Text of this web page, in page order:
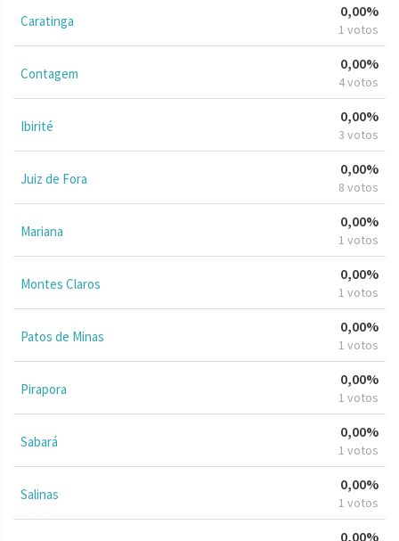
Caratinga
0,00%
1 votos
Contagem
0,00%
4 votos
Ibirité
0,00%
3 votos
Juiz de Fora
0,00%
8 votos
Mariana
0,00%
1 votos
Montes Claros
0,00%
1 votos
Patos de Minas
0,00%
1 votos
Pirapora
0,00%
1 votos
Sabará
0,00%
1 votos
Salinas
0,00%
1 votos
0,00%